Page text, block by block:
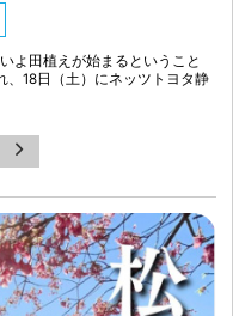
よ田植えが始まるということ
、18日（土）にネッツトヨタ静